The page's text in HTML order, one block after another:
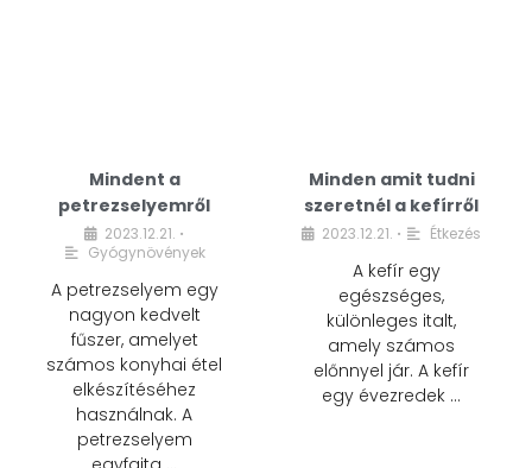
Mindent a
petrezselyemről
2023.12.21. •
Gyógynövények
A petrezselyem egy
nagyon kedvelt
fűszer, amelyet
számos konyhai étel
elkészítéséhez
használnak. A
petrezselyem
Minden amit tudni
szeretnél a kefírről
2023.12.21. • Étkezés
A kefír egy
egészséges,
különleges italt,
amely számos
előnnyel jár. A kefír
egy évezredek …